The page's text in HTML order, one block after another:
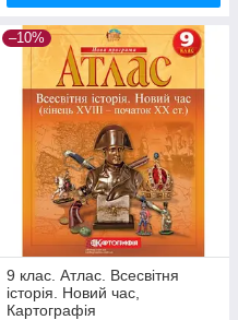
–10%
9 клас. Атлас. Всесвітня
історія. Новий час,
Картографія